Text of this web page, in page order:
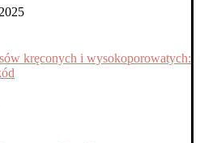
kręconych i wysokoporowatych: